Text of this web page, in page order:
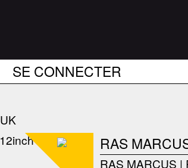
SE CONNECTER
UK
RAS
RAS MARCUS |